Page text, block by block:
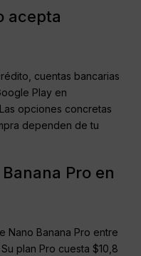
acepta
cuentas bancarias
Play en
opciones concretas
dependen de tu
Pro en
Nano Banana Pro entre
plan Pro cuesta $10,8